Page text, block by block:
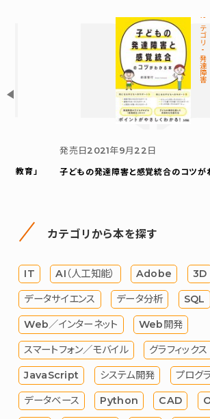
援教育」
カテゴリ-発達障害
発売日 2021年9月22日
子どもの発達障害と感覚統合のコツが
カテゴリから本を探す
IT AI（人工知能） Adobe 3D
データサイエンス データ分析 SQL
Web／インターネット Web開発
スマートフォン／モバイル グラフィックス
JavaScript システム開発 プログ
データベース Python CAD